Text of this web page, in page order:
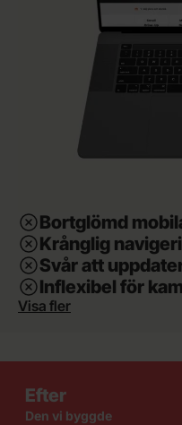
Bortglömd
Krånglig
Svår att
Inflexibel för
Visa fler
Efter
Den vi byggde